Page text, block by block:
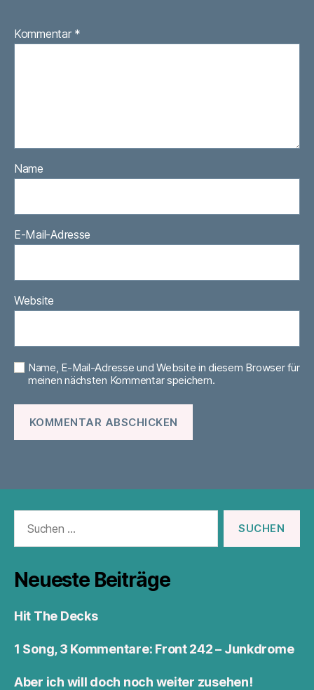
Kommentar *
Name
E-Mail-Adresse
Website
Name, E-Mail-Adresse und Website in diesem Browser für
meinen nächsten Kommentar speichern.
nach:
Neueste Beiträge
Hit The Decks
1 Song, 3 Kommentare: Front 242 – Junkdrome
Aber ich will doch noch weiter zusehen!